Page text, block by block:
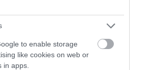
to enable storage
like cookies on web or
in apps.
ΕΚΔΗΛΩΣΕΙΣ ΤΩΝ
Βιβλιοθήκη
08/08/2026